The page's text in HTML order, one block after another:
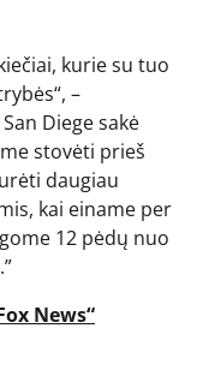
kurie su tuo
–
Diege sakė
stovėti prieš
daugiau
kai einame per
12 pėdų nuo
News“